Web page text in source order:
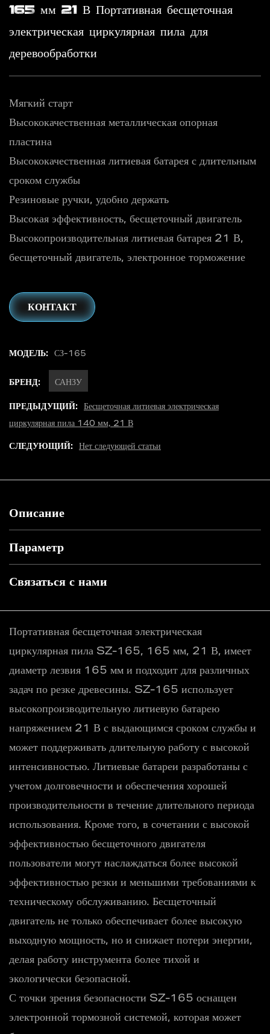
165 мм 21 В Портативная бесщеточная
электрическая циркулярная пила для
деревообработки
Мягкий старт
Высококачественная металлическая опорная
пластина
Высококачественная литиевая батарея с длительным
сроком службы
Резиновые ручки, удобно держать
Высокая эффективность, бесщеточный двигатель
Высокопроизводительная литиевая батарея 21 В,
бесщеточный двигатель, электронное торможение
КОНТАКТ
МОДЕЛЬ: СЗ-165
БРЕНД: САНЗУ
ПРЕДЫДУЩИЙ:
Бесщеточная литиевая электрическая
циркулярная пила 140 мм, 21 В
СЛЕДУЮЩИЙ: Нет следующей статьи
Описание
Параметр
Связаться с нами
Портативная бесщеточная электрическая
циркулярная пила SZ-165, 165 мм, 21 В, имеет
диаметр лезвия 165 мм и подходит для различных
задач по резке древесины. SZ-165 использует
высокопроизводительную литиевую батарею
напряжением 21 В с выдающимся сроком службы и
может поддерживать длительную работу с высокой
интенсивностью. Литиевые батареи разработаны с
учетом долговечности и обеспечения хорошей
производительности в течение длительного периода
использования. Кроме того, в сочетании с высокой
эффективностью бесщеточного двигателя
пользователи могут наслаждаться более высокой
эффективностью резки и меньшими требованиями к
техническому обслуживанию. Бесщеточный
двигатель не только обеспечивает более высокую
выходную мощность, но и снижает потери энергии,
делая работу инструмента более тихой и
экологически безопасной.
С точки зрения безопасности SZ-165 оснащен
электронной тормозной системой, которая может